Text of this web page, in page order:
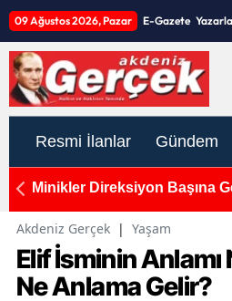
09 Ağustos 2026, Pazar E-Gazete
Resmi İlanlar Gündem
Minikler Direksiyon Başına
Akdeniz Gerçek | Yaşam
Elif İsminin Anlamı
Ne Anlama Gelir?